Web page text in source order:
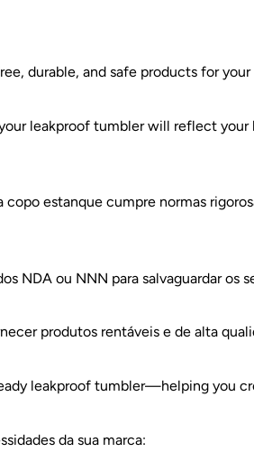
durable, and safe products for
leakproof tumbler will reflect
estanque cumpre normas
NDA ou NNN para salvaguardar os
produtos rentáveis e de alta
leakproof tumbler—helping you
da sua marca: